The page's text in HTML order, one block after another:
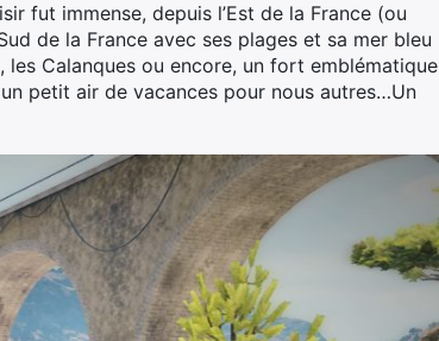
fut immense, depuis l’Est de la France (ou
de la France avec ses plages et sa mer bleu
Calanques ou encore, un fort emblématique
petit air de vacances pour nous autres…Un